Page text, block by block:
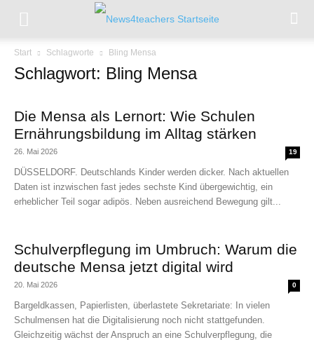
Start Schlagworte Bling Mensa
Schlagwort: Bling Mensa
Die Mensa als Lernort: Wie Schulen
Ernährungsbildung im Alltag stärken
26. Mai 2026 19
DÜSSELDORF. Deutschlands Kinder werden dicker. Nach aktuellen
Daten ist inzwischen fast jedes sechste Kind übergewichtig, ein
erheblicher Teil sogar adipös. Neben ausreichend Bewegung gilt...
Schulverpflegung im Umbruch: Warum die
deutsche Mensa jetzt digital wird
20. Mai 2026 0
Bargeldkassen, Papierlisten, überlastete Sekretariate: In vielen
Schulmensen hat die Digitalisierung noch nicht stattgefunden.
Gleichzeitig wächst der Anspruch an eine Schulverpflegung, die